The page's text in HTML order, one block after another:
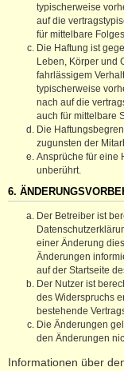
typischerweise
auf die
für mittelbare
Die Haftung ist
Leben, Körper und
fahrlässigem
typischerweise
nach auf die
auch für mittelbare
Die
zugunsten der
Ansprüche für eine
unberührt.
6.
Der Betreiber ist
einer Änderung
Änderungen
auf der Startseite
Der Nutzer ist
des Widerspruchs
bestehende
Die Änderungen
den Änderungen
Informationen über